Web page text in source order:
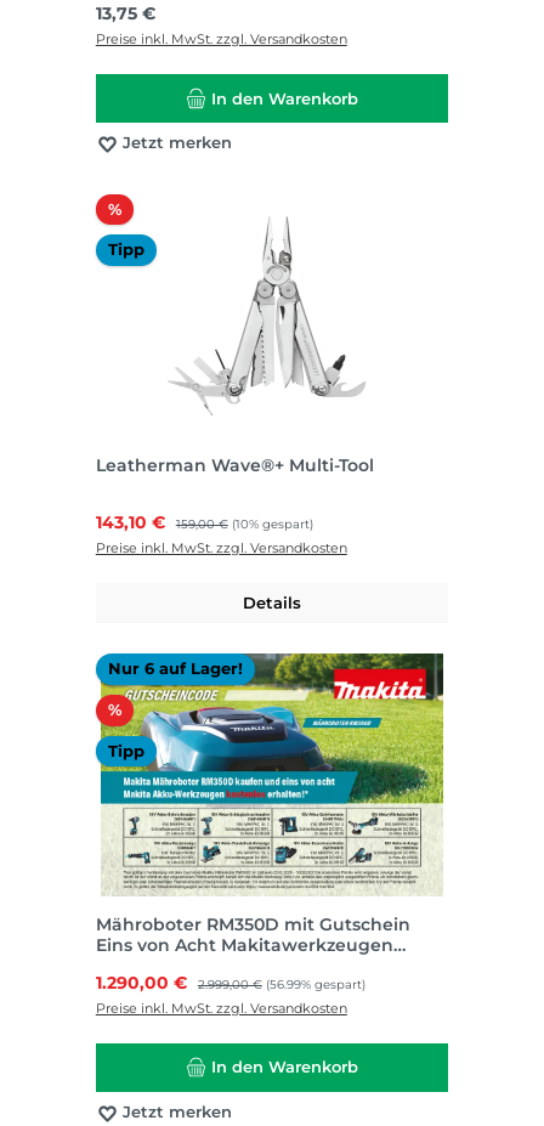
Regulärer Preis:
13,75 €
Preise inkl. MwSt. zzgl. Versandkosten
In den Warenkorb
Jetzt merken
%Rabatt
Tipp
Leatherman Wave®+ Multi-Tool
Verkaufspreis:
143,10 € Regulärer Preis:
159,00 € (10% gespart)
Preise inkl. MwSt. zzgl. Versandkosten
Details
Nur 6 auf Lager!
%Rabatt
Tipp
Mähroboter RM350D mit Gutschein
Eins von Acht Makitawerkzeugen
Verkaufspreis:
1.290,00 € Regulärer Preis:
2.999,00 € (56.99% gespart)
Preise inkl. MwSt. zzgl. Versandkosten
In den Warenkorb
Jetzt merken